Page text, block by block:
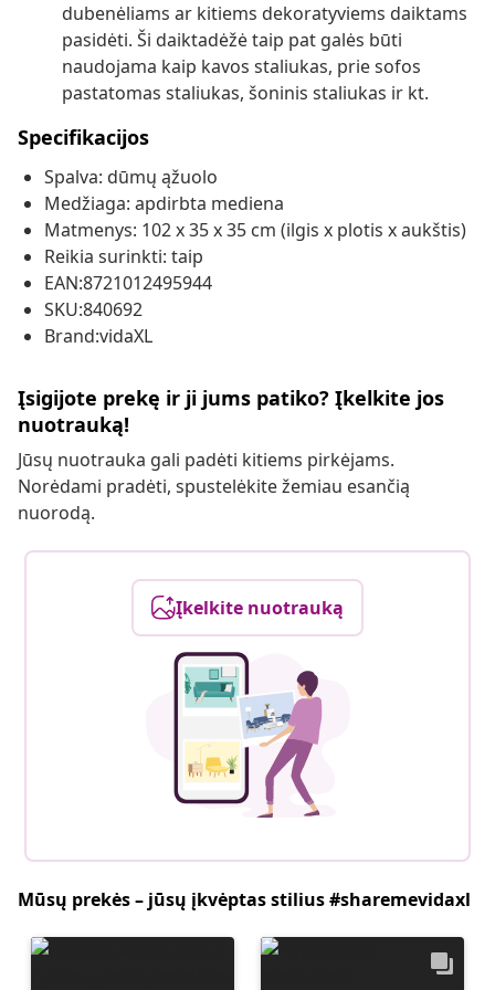
dubenėliams ar kitiems dekoratyviems daiktams
pasidėti. Ši daiktadėžė taip pat galės būti
naudojama kaip kavos staliukas, prie sofos
pastatomas staliukas, šoninis staliukas ir kt.
Specifikacijos
Spalva: dūmų ąžuolo
Medžiaga: apdirbta mediena
Matmenys: 102 x 35 x 35 cm (ilgis x plotis x aukštis)
Reikia surinkti: taip
EAN:8721012495944
SKU:840692
Brand:vidaXL
Įsigijote prekę ir ji jums patiko? Įkelkite jos
nuotrauką!
Jūsų nuotrauka gali padėti kitiems pirkėjams.
Norėdami pradėti, spustelėkite žemiau esančią
nuorodą.
Įkelkite nuotrauką
Mūsų prekės – jūsų įkvėptas stilius #sharemevidaxl